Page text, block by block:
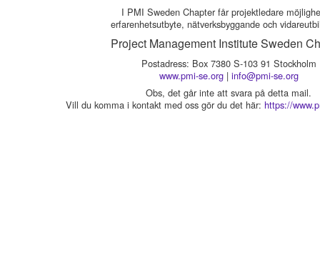
I PMI Sweden Chapter får projektledare
erfarenhetsutbyte, nätverksbyggande och
Project Management Institute Sweden
Postadress: Box 7380 S-103 91 Stockholm
www.pmi-se.org| info@pmi-se.org
Obs, det går inte att svara på detta mail.
Vill du komma i kontakt med oss gör du det här: https://